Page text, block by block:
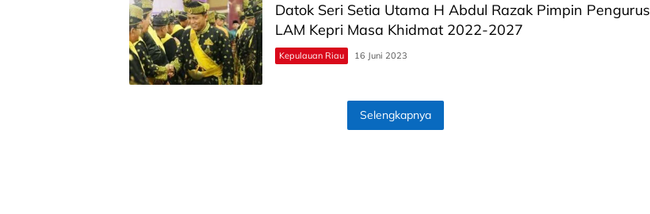
Datok Seri Setia Utama H Abdul Razak Pimpin Pengurus
LAM Kepri Masa Khidmat 2022-2027
Kepulauan Riau 16 Juni 2023
Selengkapnya